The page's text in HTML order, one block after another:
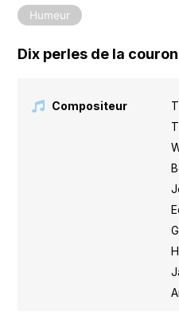
Humeur
Dix perles de la
Compositeur